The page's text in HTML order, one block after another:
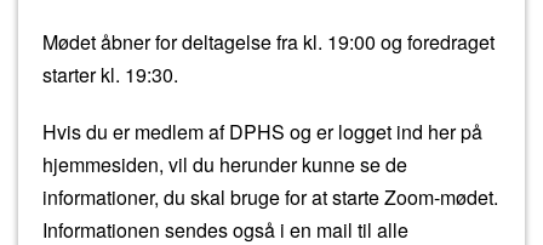
Mødet åbner for deltagelse fra kl. 19:00 og foredraget
starter kl. 19:30.
Hvis du er medlem af DPHS og er logget ind her på
hjemmesiden, vil du herunder kunne se de
informationer, du skal bruge for at starte Zoom-mødet.
Informationen sendes også i en mail til alle